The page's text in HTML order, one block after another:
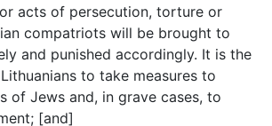
acts of persecution, torture or
compatriots will be brought to
and punished accordingly. It is the
to take measures to
of Jews and, in grave cases, to
[and]